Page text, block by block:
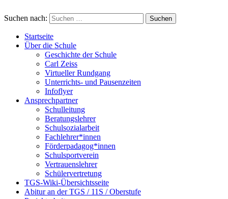
Suchen nach:
Startseite
Über die Schule
Geschichte der Schule
Carl Zeiss
Virtueller Rundgang
Unterrichts- und Pausenzeiten
Infoflyer
Ansprechpartner
Schulleitung
Beratungslehrer
Schulsozialarbeit
Fachlehrer*innen
Förderpadagog*innen
Schulsportverein
Vertrauenslehrer
Schülervertretung
TGS-Wiki-Übersichtsseite
Abitur an der TGS / 11S / Oberstufe